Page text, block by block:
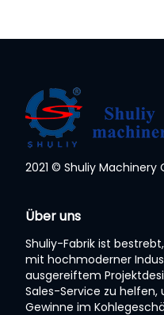
2021 © Shuliy Machinery
Über uns
Shuliy-Fabrik ist
mit hochmoderner
ausgereiftem
Sales-Service zu
Gewinne im